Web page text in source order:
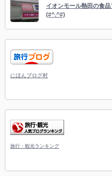
イオンモール熱田の食
(#^.^#)
にほんブログ村
旅行・観光ランキング